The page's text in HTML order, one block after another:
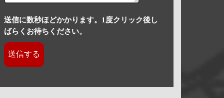
送信に数秒ほどかかります。1度クリック後し
ばらくお待ちください。